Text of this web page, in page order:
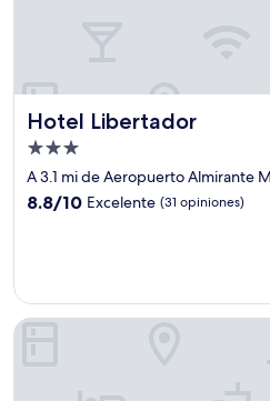
Hotel Libertador
Hotel Libertador
Propiedad
de
3.0
estrellas
A 3.1 mi de Aeropuerto Almirante
8.8
opiniones)
8.8/10 Excelente (31 opiniones)
Hotel Touring Club